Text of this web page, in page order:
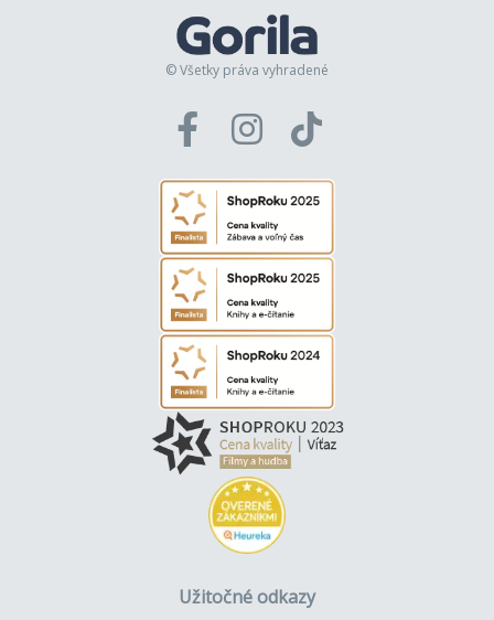
© Všetky práva vyhradené
Užitočné odkazy